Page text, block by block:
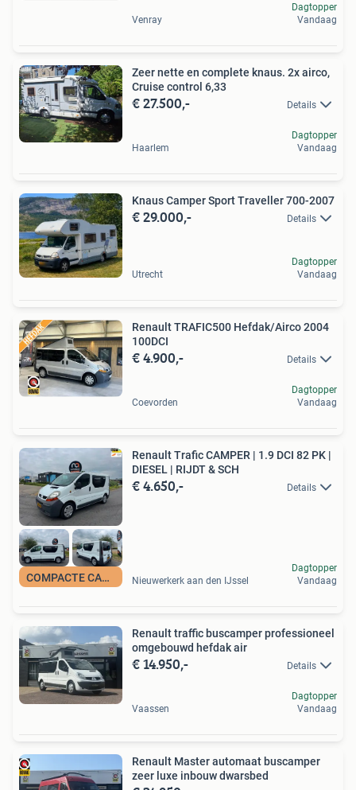
Venray
Dagtopper
Vandaag
Zeer nette en complete knaus. 2x airco,
Cruise control 6,33
€ 27.500,- Details
Haarlem
Dagtopper
Vandaag
Knaus Camper Sport Traveller 700-2007
€ 29.000,- Details
Utrecht
Dagtopper
Vandaag
Renault TRAFIC500 Hefdak/Airco 2004
100DCI
€ 4.900,- Details
Coevorden
Dagtopper
Vandaag
COMPACTE CAMPER
Renault Trafic CAMPER | 1.9 DCI 82 PK |
DIESEL | RIJDT & SCH
€ 4.650,- Details
Nieuwerkerk aan den IJssel
Dagtopper
Vandaag
Renault traffic buscamper professioneel
omgebouwd hefdak air
€ 14.950,- Details
Vaassen
Dagtopper
Vandaag
Renault Master automaat buscamper
zeer luxe inbouw dwarsbed